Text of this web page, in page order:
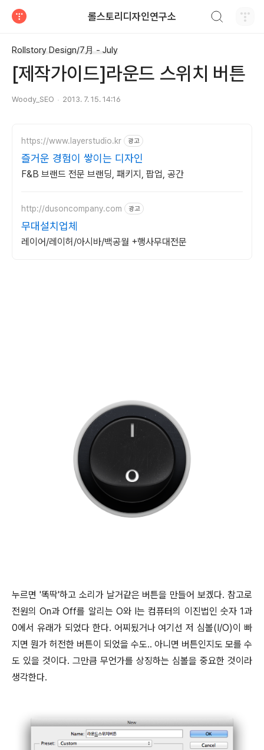
롤스토리디자인연구소
Rollstory Design/7月 - July
[제작가이드]라운드 스위치 버튼
Woody_SEO 2013. 7. 15. 14:16
https://www.layerstudio.kr 광고
즐거운 경험이 쌓이는 디자인
F&B 브랜드 전문 브랜딩, 패키지, 팝업, 공간
http://dusoncompany.com 광고
무대설치업체
레이어/레이허/아시바/백공월 +행사무대전문
누르면 '똑딱'하고 소리가 날거같은 버튼을 만들어 보겠다. 참고로
전원의 On과 Off를 알리는 O와 I는 컴퓨터의 이진법인 숫자 1과
0에서 유래가 되었다 한다. 어찌됬거나 여기선 저 심볼(I/O)이 빠
지면 뭔가 허전한 버튼이 되었을 수도.. 아니면 버튼인지도 모를 수
도 있을 것이다. 그만큼 무언가를 상징하는 심볼을 중요한 것이라
생각한다.